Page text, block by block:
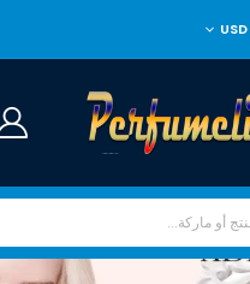
USD